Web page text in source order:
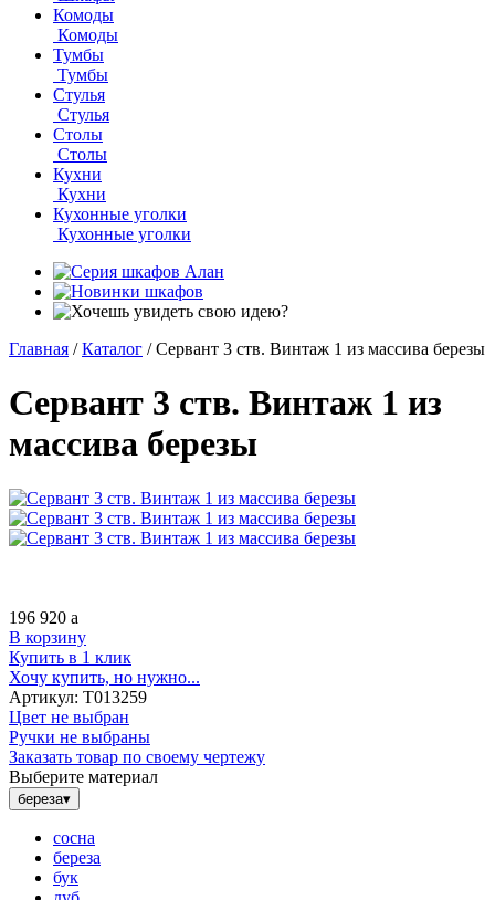
Комоды
Комоды
Тумбы
Тумбы
Стулья
Стулья
Столы
Столы
Кухни
Кухни
Кухонные уголки
Кухонные уголки
Главная / Каталог / Сервант 3 ств. Винтаж 1 из массива березы
Сервант 3 ств. Винтаж 1 из
массива березы
196 920 a
В корзину
Купить в 1 клик
Хочу купить, но нужно...
Артикул: Т013259
Цвет не выбран
Ручки не выбраны
Заказать товар по своему чертежу
Выберите материал
береза▾
сосна
береза
бук